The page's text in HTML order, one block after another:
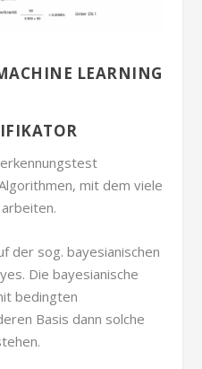
LEARNING
mit dem viele
der sog. bayesianischen
Die bayesianische
bedingten
Basis dann solche